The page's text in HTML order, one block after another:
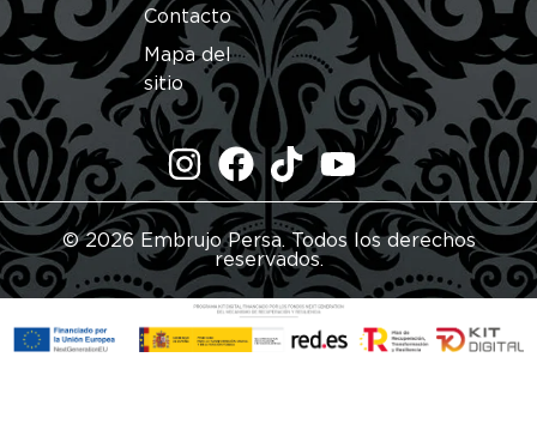
Contacto
Mapa del
sitio
© 2026 Embrujo Persa. Todos los derechos
reservados.